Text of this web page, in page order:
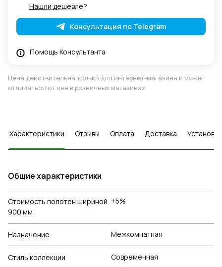
Нашли дешевле?
Консультация по Telegram
Помощь Консультанта
Цена действительна только для интернет-магазина и может
отличаться от цен в розничных магазинах
Характеристики Отзывы Оплата Доставка Установка
Общие характеристики
Стоимость полотен шириной
900 мм
+5%
Назначение Межкомнатная
Стиль коллекции Современная